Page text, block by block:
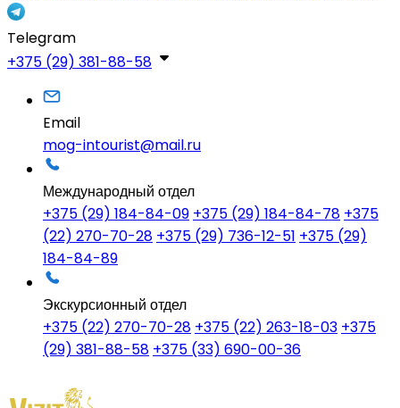
Telegram
+375 (29) 381-88-58
Email
mog-intourist@mail.ru
Международный отдел
+375 (29) 184-84-09 +375 (29) 184-84-78 +375
(22) 270-70-28 +375 (29) 736-12-51 +375 (29)
184-84-89
Экскурсионный отдел
+375 (22) 270-70-28 +375 (22) 263-18-03 +375
(29) 381-88-58 +375 (33) 690-00-36